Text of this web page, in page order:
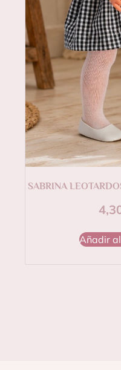
SABRINA
Añadir